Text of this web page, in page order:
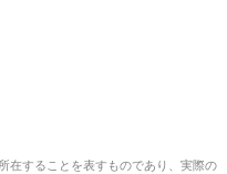
在することを表すものであり、実際の